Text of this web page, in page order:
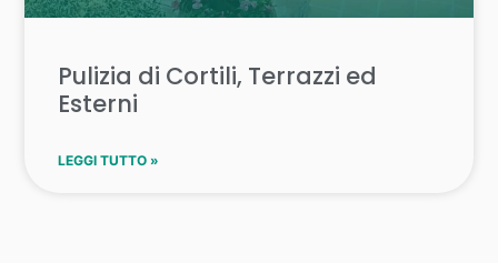
Pulizia di Cortili, Terrazzi ed
Esterni
LEGGI TUTTO »